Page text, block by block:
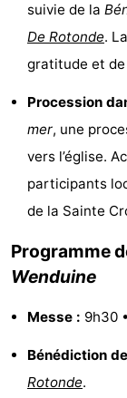
vue
Croisières
Fermes
-
Terrains
jeux
Aires
jeux
Bowling
Parcours
golf
Centres
être
villes
Sports
suivie de la
De Rotonde.
gratitude et
Procession
mer, une
vers l’église.
participants
de la Sainte
Programme
Wenduine
Messe : 9h30 •
Bénédiction
Rotonde.